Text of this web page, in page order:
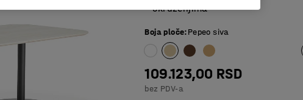
okruženjima
Boja ploče:Pepeo siva
109.123,00 RSD
bez PDV-a